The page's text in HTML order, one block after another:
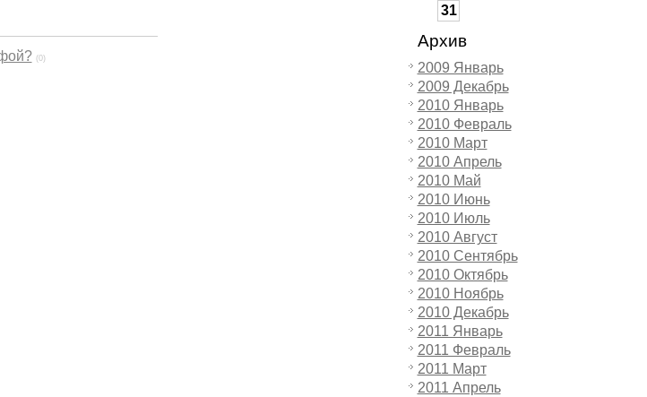
(0)
31
Архив
2009 Январь
2009 Декабрь
2010 Январь
2010 Февраль
2010 Март
2010 Апрель
2010 Май
2010 Июнь
2010 Июль
2010 Август
2010 Сентябрь
2010 Октябрь
2010 Ноябрь
2010 Декабрь
2011 Январь
2011 Февраль
2011 Март
2011 Апрель